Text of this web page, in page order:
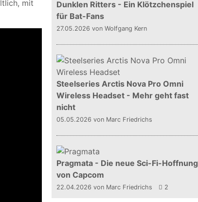
mit
Dunklen Ritters - Ein Klötzchenspiel
für Bat-Fans
27.05.2026 von Wolfgang Kern
Steelseries Arctis Nova Pro Omni
Wireless Headset - Mehr geht fast
nicht
05.05.2026 von Marc Friedrichs
Pragmata - Die neue Sci-Fi-Hoffnung
von Capcom
22.04.2026 von Marc Friedrichs 2